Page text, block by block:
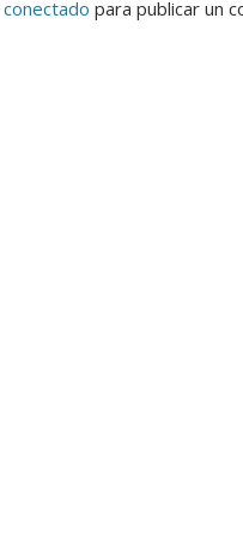
conectado para publicar un